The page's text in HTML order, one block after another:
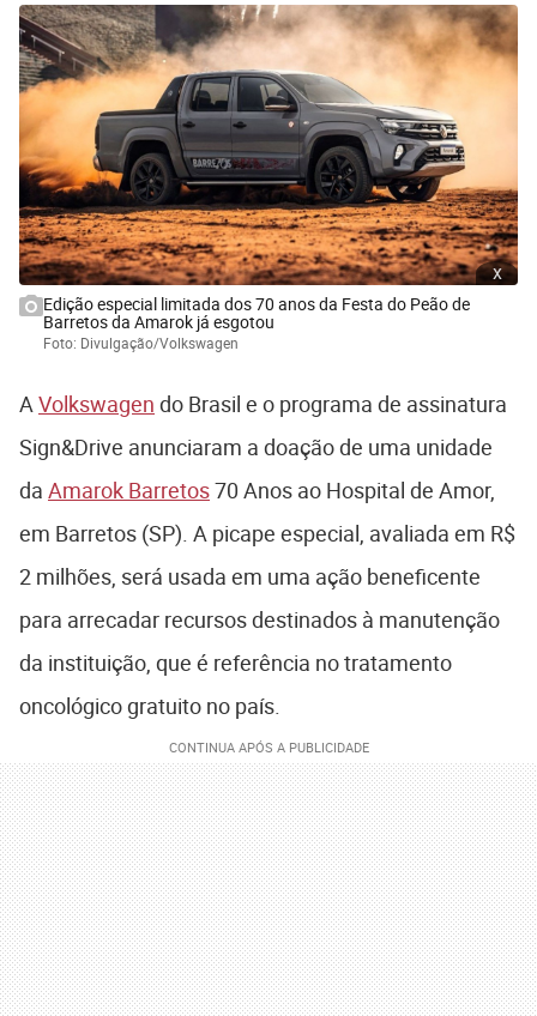
x
Edição especial limitada dos 70 anos da Festa do Peão de
Barretos da Amarok já esgotou
Foto: Divulgação/Volkswagen
A Volkswagen do Brasil e o programa de assinatura
Sign&Drive anunciaram a doação de uma unidade
da Amarok Barretos70 Anos ao Hospital de Amor,
em Barretos (SP). A picape especial, avaliada em R$
2 milhões, será usada em uma ação beneficente
para arrecadar recursos destinados à manutenção
da instituição, que é referência no tratamento
oncológico gratuito no país.